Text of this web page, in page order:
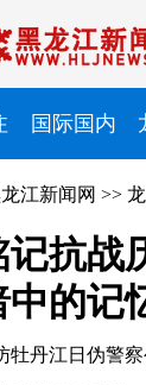
国际国内
江新闻网 >>
记抗战
中的记
牡丹江日伪警